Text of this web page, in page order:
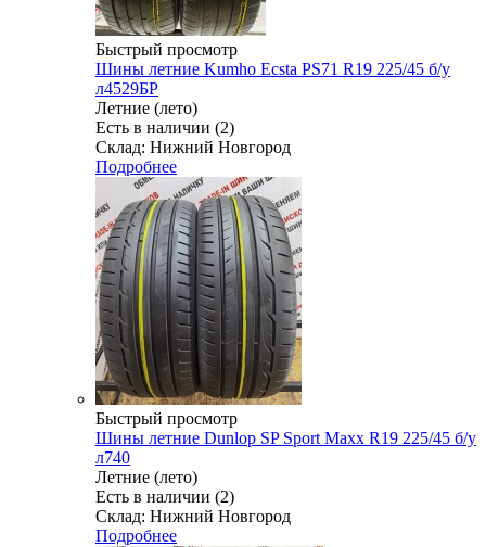
Быстрый просмотр
Шины летние Kumho Ecsta PS71 R19 225/45 б/у
л4529БР
Летние (лето)
Есть в наличии (2)
Склад: Нижний Новгород
Подробнее
Быстрый просмотр
Шины летние Dunlop SP Sport Maxx R19 225/45 б/у
л740
Летние (лето)
Есть в наличии (2)
Склад: Нижний Новгород
Подробнее